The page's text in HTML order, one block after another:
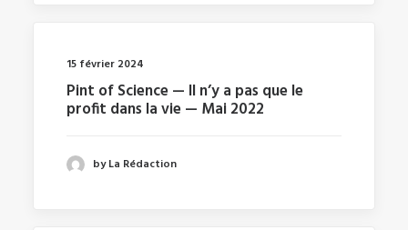
15 février 2024
Pint of Science — Il n’y a pas que le
profit dans la vie — Mai 2022
by La Rédaction